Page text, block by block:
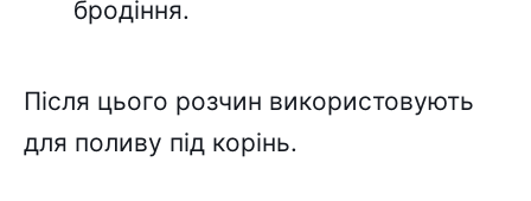
бродіння.
Після цього розчин використовують
для поливу під корінь.